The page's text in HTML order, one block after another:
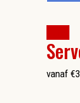
vanaf €